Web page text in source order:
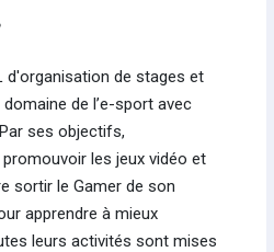
d'organisation de stages et
de l’e-sport avec
ses objectifs,
les jeux vidéo et
sortir le Gamer de son
apprendre à mieux
leurs activités sont mises